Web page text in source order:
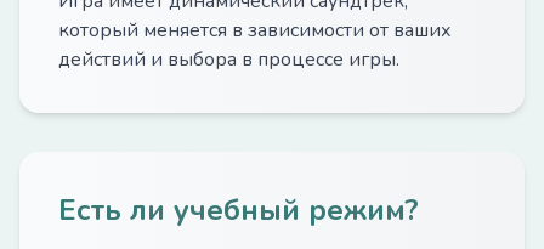
который меняется в зависимости от ваших
действий и выбора в процессе игры.
Есть ли учебный режим?